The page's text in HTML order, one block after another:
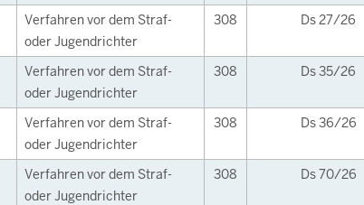
Verfahren vor dem Straf-
oder Jugendrichter
308 Ds 27/26
Verfahren vor dem Straf-
oder Jugendrichter
308 Ds 35/26
Verfahren vor dem Straf-
oder Jugendrichter
308 Ds 36/26
Verfahren vor dem Straf-
oder Jugendrichter
308 Ds 70/26